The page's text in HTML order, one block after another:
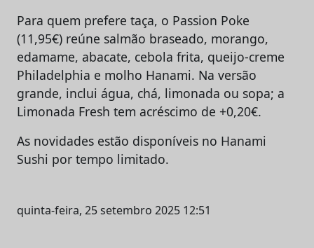
Para quem prefere taça, o Passion Poke
(11,95€) reúne salmão braseado, morango,
edamame, abacate, cebola frita, queijo-creme
Philadelphia e molho Hanami. Na versão
grande, inclui água, chá, limonada ou sopa; a
Limonada Fresh tem acréscimo de +0,20€.
As novidades estão disponíveis no Hanami
Sushi por tempo limitado.
quinta-feira, 25 setembro 2025 12:51